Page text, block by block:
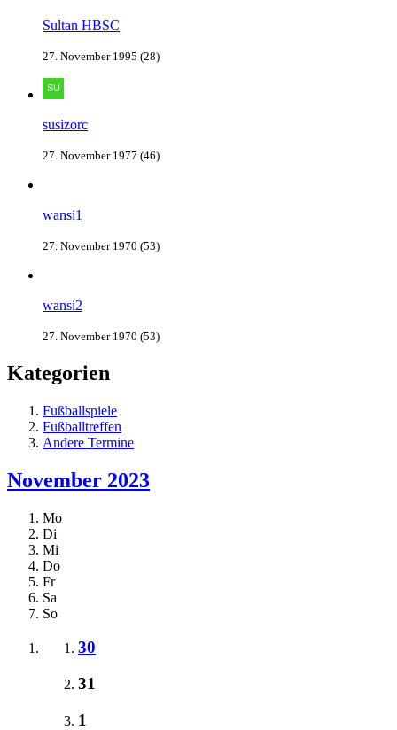
Sultan HBSC
27. November 1995 (28)
susizorc
27. November 1977 (46)
wansi1
27. November 1970 (53)
wansi2
27. November 1970 (53)
Kategorien
Fußballspiele
Fußballtreffen
Andere Termine
November 2023
Mo
Di
Mi
Do
Fr
Sa
So
30
31
1